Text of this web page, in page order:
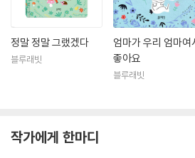
정말 정말 그랬겠다
블루래빗
엄마가 우리 엄마여
좋아요
블루래빗
작가에게 한마디